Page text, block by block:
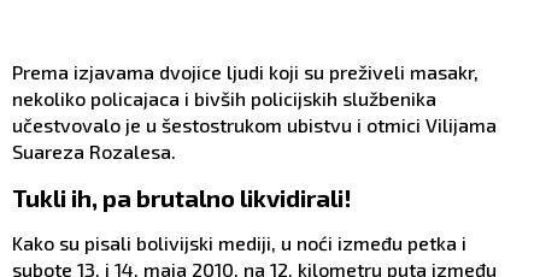
Prema izjavama dvojice ljudi koji su preživeli masakr,
nekoliko policajaca i bivših policijskih službenika
učestvovalo je u šestostrukom ubistvu i otmici Vilijama
Suareza Rozalesa.
Tukli ih, pa brutalno likvidirali!
Kako su pisali bolivijski mediji, u noći između petka i
subote 13. i 14. maja 2010, na 12. kilometru puta između